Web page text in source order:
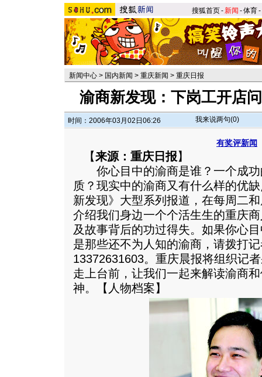
搜狐首页-新闻 -体育-
新闻中心 > 国内新闻 > 重庆新闻 > 重庆日报
渝商新发现：下岗工开店
时间：2006年03月02日06:26 我来说两句(0)
有奖评新闻
【来源：重庆日报】
你心目中的渝商是谁？一个成功
质？现实中的渝商又有什么样的优
新发现》大型系列报道，在每周二
介绍我们身边一个个活生生的重庆
及故事背后的功过得失。如果你心
是那些还不为人知的渝商，请拨打
13372631603。重庆晨报将组织记
走上台前，让我们一起来解读渝商
神。【人物档案】